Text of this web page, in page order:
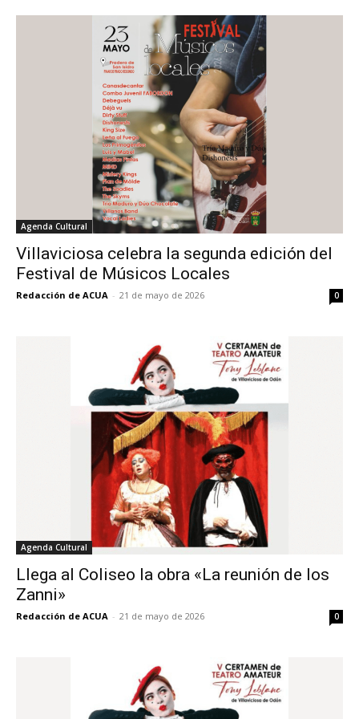
Agenda Cultural
Villaviciosa celebra la segunda edición del
Festival de Músicos Locales
Redacción de ACUA - 21 de mayo de 2026 0
Agenda Cultural
Llega al Coliseo la obra «La reunión de los
Zanni»
Redacción de ACUA - 21 de mayo de 2026 0